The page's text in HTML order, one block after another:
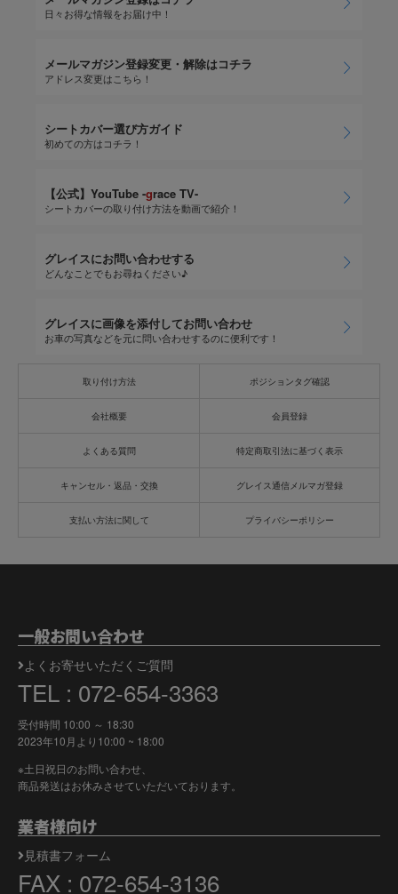
日々お得な情報をお届け中！
メールマガジン登録変更・解除はコチラ
アドレス変更はこちら！
シートカバー選び方ガイド
初めての方はコチラ！
【公式】YouTube -grace TV-
シートカバーの取り付け方法を動画で紹介！
グレイスにお問い合わせする
どんなことでもお尋ねください♪
グレイスに画像を添付してお問い合わせ
お車の写真などを元に問い合わせするのに便利です！
取り付け方法 ポジションタグ確認
会社概要 会員登録
よくある質問 特定商取引法に基づく表示
キャンセル・返品・交換 グレイス通信メルマガ登録
支払い方法に関して プライバシーポリシー
一般お問い合わせ
よくお寄せいただくご質問
TEL : 072-654-3363
受付時間 10:00 ～ 18:30
2023年10月より 10:00 ~ 18:00
※土日祝日のお問い合わせ、
商品発送はお休みさせていただいております。
業者様向け
見積書フォーム
FAX : 072-654-3136